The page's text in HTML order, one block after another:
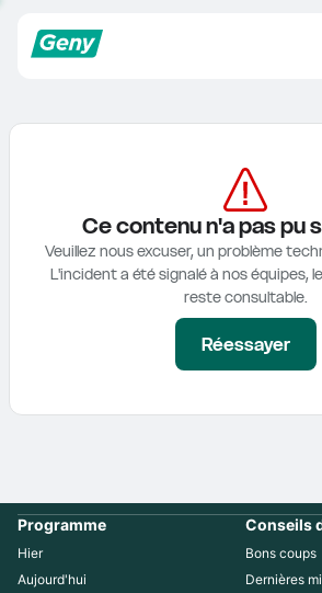
Ce contenu n'a pas pu
Veuillez nous excuser, un problème
L'incident a été signalé à nos équipes,
reste consultable.
Réessayer
Programme
Hier
Aujourd'hui
Conseils
Bons coups
Dernières